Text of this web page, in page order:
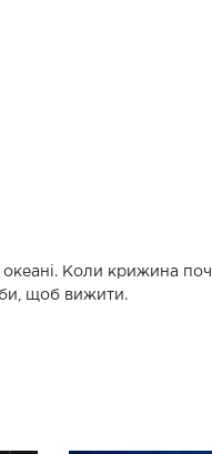
Коли крижина
щоб вижити.